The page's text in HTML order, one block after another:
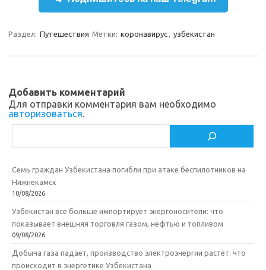
gr
a
o
kl
ik
i
b
o
р
а
ь
Раздел: Путешествия Метки: коронавирус, узбекистан
Добавить комментарий
Для отправки комментария вам необходимо
авторизоваться.
Семь граждан Узбекистана погибли при атаке беспилотников на
Нижнекамск
10/08/2026
Узбекистан все больше импортирует энергоносители: что
показывает внешняя торговля газом, нефтью и топливом
09/08/2026
Добыча газа падает, производство электроэнергии растет: что
происходит в энергетике Узбекистана